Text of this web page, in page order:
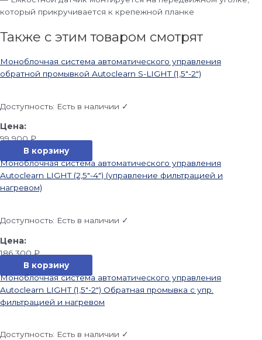
который прикручивается к крепежной планке
Также с этим товаром смотрят
Моноблочная система автоматического управления
обратной промывкой Autoclearn S-LIGHT (1,5″-2″)
Доступность: Есть в наличии ✓
99 900₽
В корзину
Моноблочная система автоматического управления
Autoclearn LIGHT (2,5″-4″) (управление фильтрацией и
нагревом)
Доступность: Есть в наличии ✓
186 300₽
В корзину
Моноблочная система автоматического управления
Autoclearn LIGHT (1,5″-2″) Обратная промывка с упр.
фильтрацией и нагревом
Доступность: Есть в наличии ✓